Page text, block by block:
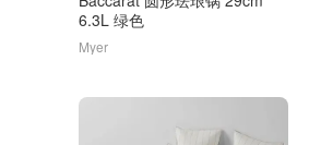
6.3L 绿色
Myer